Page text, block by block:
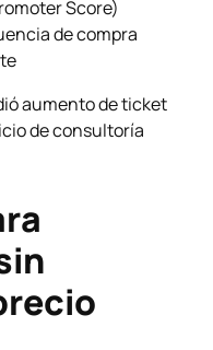
Score)
de compra
aumento de ticket
de consultoría